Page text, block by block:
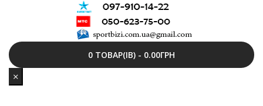
0 ТОВАР(ІВ) - 0.00ГРН